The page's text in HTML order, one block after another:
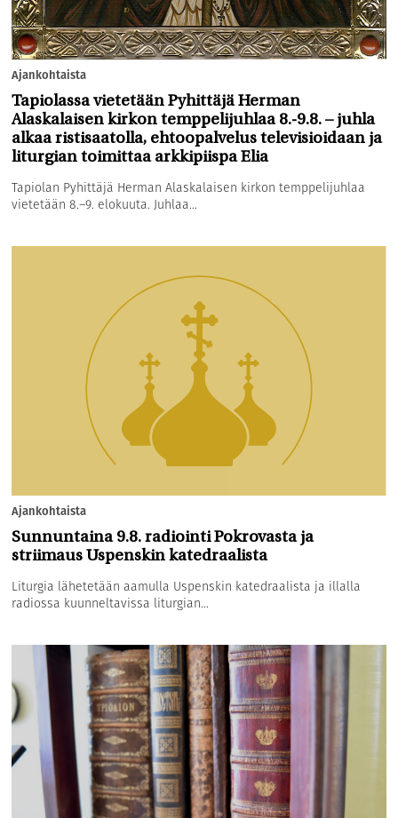
Ajankohtaista
Tapiolassa vietetään Pyhittäjä Herman
Alaskalaisen kirkon temppelijuhlaa 8.-9.8. – juhla
alkaa ristisaatolla, ehtoopalvelus televisioidaan ja
liturgian toimittaa arkkipiispa Elia
Tapiolan Pyhittäjä Herman Alaskalaisen kirkon temppelijuhlaa
vietetään 8.–9. elokuuta. Juhlaa...
Ajankohtaista
Sunnuntaina 9.8. radiointi Pokrovasta ja
striimaus Uspenskin katedraalista
Liturgia lähetetään aamulla Uspenskin katedraalista ja illalla
radiossa kuunneltavissa liturgian...